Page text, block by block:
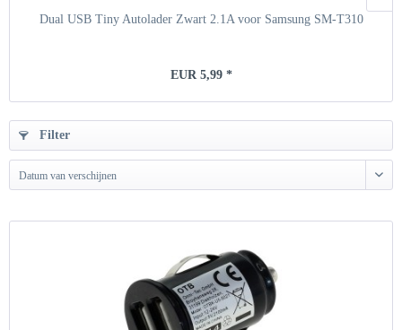
Dual USB Tiny Autolader Zwart 2.1A voor Samsung SM-T310
EUR 5,99 *
Filter
Datum van verschijnen